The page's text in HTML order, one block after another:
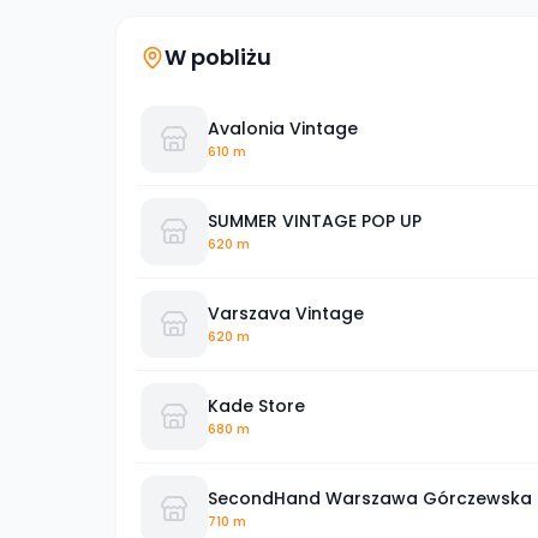
W pobliżu
Avalonia Vintage
610 m
SUMMER VINTAGE POP UP
620 m
Varszava Vintage
620 m
Kade Store
680 m
SecondHand Warszawa Górczewska
710 m